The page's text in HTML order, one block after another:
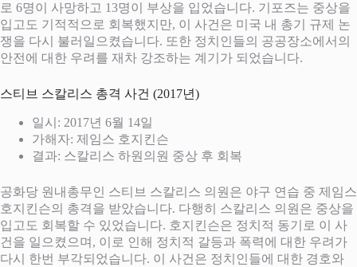
로 6명이 사망하고 13명이 부상을 입었습니다. 기포즈는 중상을
입고도 기적적으로 회복했지만, 이 사건은 미국 내 총기 규제 논
쟁을 다시 불러일으켰습니다. 또한 정치인들의 공공장소에서의
안전에 대한 우려를 재차 강조하는 계기가 되었습니다.
스티브 스칼리스 총격 사건 (2017년)
일시: 2017년 6월 14일
가해자: 제임스 호지킨슨
결과: 스칼리스 하원의원 중상 후 회복
공화당 원내총무인 스티브 스칼리스 의원은 야구 연습 중 제임스
호지킨슨의 총격을 받았습니다. 다행히 스칼리스 의원은 중상을
입고도 회복할 수 있었습니다. 호지킨슨은 정치적 동기로 이 사
건을 일으켰으며, 이로 인해 정치적 갈등과 폭력에 대한 우려가
다시 한번 부각되었습니다. 이 사건은 정치인들에 대한 경호와